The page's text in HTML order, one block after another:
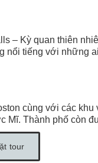
– Kỳ quan thiên
nổi tiếng với những
cùng với các
Mĩ. Thành phố còn
tour